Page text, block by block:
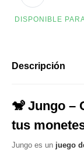
DISPONIBLE
Descripción
🐒 Jungo –
tus
Jungo es un juego